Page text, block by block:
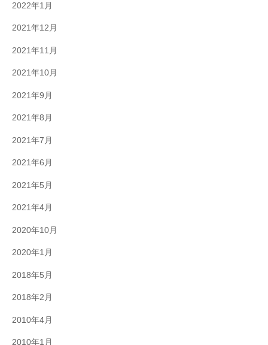
2022年1月
2021年12月
2021年11月
2021年10月
2021年9月
2021年8月
2021年7月
2021年6月
2021年5月
2021年4月
2020年10月
2020年1月
2018年5月
2018年2月
2010年4月
2010年1月